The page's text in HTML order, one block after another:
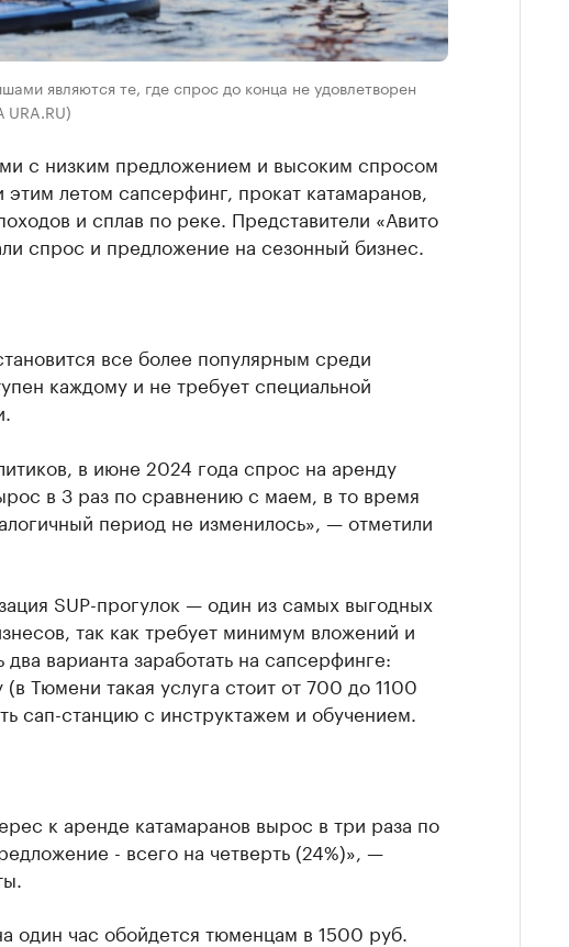
являются те, где спрос до конца не удовлетворен
с низким предложением и высоким спросом
летом сапсерфинг, прокат катамаранов,
и сплав по реке. Представители «Авито
спрос и предложение на сезонный бизнес.
все более популярным среди
каждому и не требует специальной
в июне 2024 года спрос на аренду
в 3 раз по сравнению с маем, в то время
период не изменилось», — отметили
SUP-прогулок — один из самых выгодных
так как требует минимум вложений и
варианта заработать на сапсерфинге:
Тюмени такая услуга стоит от 700 до 1100
сап-станцию с инструктажем и обучением.
к аренде катамаранов вырос в три раза по
- всего на четверть (24%)», —
один час обойдется тюменцам в 1500 руб.